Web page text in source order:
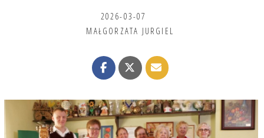
2026-03-07
MAŁGORZATA JURGIEL